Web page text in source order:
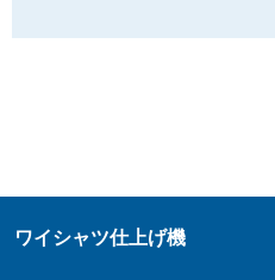
ワイシャツ仕上げ機